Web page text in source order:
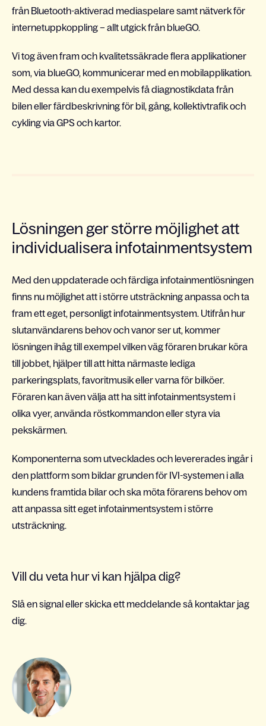
från Bluetooth-aktiverad mediaspelare samt nätverk för
internetuppkoppling – allt utgick från blueGO.
Vi tog även fram och kvalitetssäkrade flera applikationer
som, via blueGO, kommunicerar med en mobilapplikation.
Med dessa kan du exempelvis få diagnostikdata från
bilen eller färdbeskrivning för bil, gång, kollektivtrafik och
cykling via GPS och kartor.
Lösningen ger större möjlighet att
individualisera infotainmentsystem
Med den uppdaterade och färdiga infotainmentlösningen
finns nu möjlighet att i större utsträckning anpassa och ta
fram ett eget, personligt infotainmentsystem. Utifrån hur
slutanvändarens behov och vanor ser ut, kommer
lösningen ihåg till exempel vilken väg föraren brukar köra
till jobbet, hjälper till att hitta närmaste lediga
parkeringsplats, favoritmusik eller varna för bilköer.
Föraren kan även välja att ha sitt infotainmentsystem i
olika vyer, använda röstkommandon eller styra via
pekskärmen.
Komponenterna som utvecklades och levererades ingår i
den plattform som bildar grunden för IVI-systemen i alla
kundens framtida bilar och ska möta förarens behov om
att anpassa sitt eget infotainmentsystem i större
utsträckning.
Vill du veta hur vi kan hjälpa dig?
Slå en signal eller skicka ett meddelande så kontaktar jag
dig.